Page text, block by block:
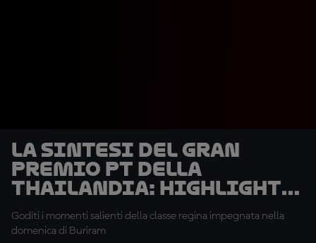
La sintesi del Gran
Premio PT della
Thailandia: highlights
della MotoGP™
Goditi i momenti salienti della classe regina impegnata nella
domenica di Buriram